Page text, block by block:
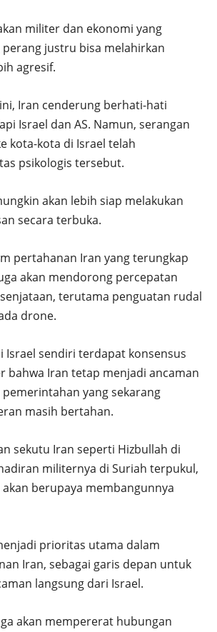
militer dan ekonomi yang
justru bisa melahirkan
agresif.
Iran cenderung berhati-hati
Israel dan AS. Namun, serangan
kota-kota di Israel telah
psikologis tersebut.
akan lebih siap melakukan
secara terbuka.
pertahanan Iran yang terungkap
akan mendorong percepatan
terutama penguatan rudal
drone.
Israel sendiri terdapat konsensus
bahwa Iran tetap menjadi ancaman
yang sekarang
masih bertahan.
sekutu Iran seperti Hizbullah di
militernya di Suriah terpukul,
berupaya membangunnya
prioritas utama dalam
Iran, sebagai garis depan untuk
langsung dari Israel.
akan mempererat hubungan